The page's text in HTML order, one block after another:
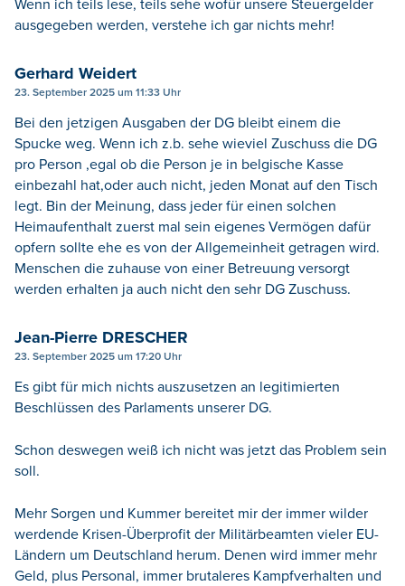
Wenn ich teils lese, teils sehe wofür unsere Steuergelder
ausgegeben werden, verstehe ich gar nichts mehr!
Gerhard Weidert
23. September 2025 um 11:33 Uhr
Bei den jetzigen Ausgaben der DG bleibt einem die
Spucke weg. Wenn ich z.b. sehe wieviel Zuschuss die DG
pro Person ,egal ob die Person je in belgische Kasse
einbezahl hat,oder auch nicht, jeden Monat auf den Tisch
legt. Bin der Meinung, dass jeder für einen solchen
Heimaufenthalt zuerst mal sein eigenes Vermögen dafür
opfern sollte ehe es von der Allgemeinheit getragen wird.
Menschen die zuhause von einer Betreuung versorgt
werden erhalten ja auch nicht den sehr DG Zuschuss.
Jean-Pierre DRESCHER
23. September 2025 um 17:20 Uhr
Es gibt für mich nichts auszusetzen an legitimierten
Beschlüssen des Parlaments unserer DG.
Schon deswegen weiß ich nicht was jetzt das Problem sein
soll.
Mehr Sorgen und Kummer bereitet mir der immer wilder
werdende Krisen-Überprofit der Militärbeamten vieler EU-
Ländern um Deutschland herum. Denen wird immer mehr
Geld, plus Personal, immer brutaleres Kampfverhalten und